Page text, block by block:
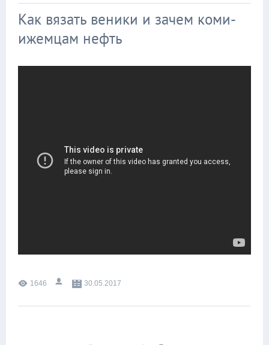
Как вязать веники и зачем коми-
ижемцам нефть
1646 30.05.2017